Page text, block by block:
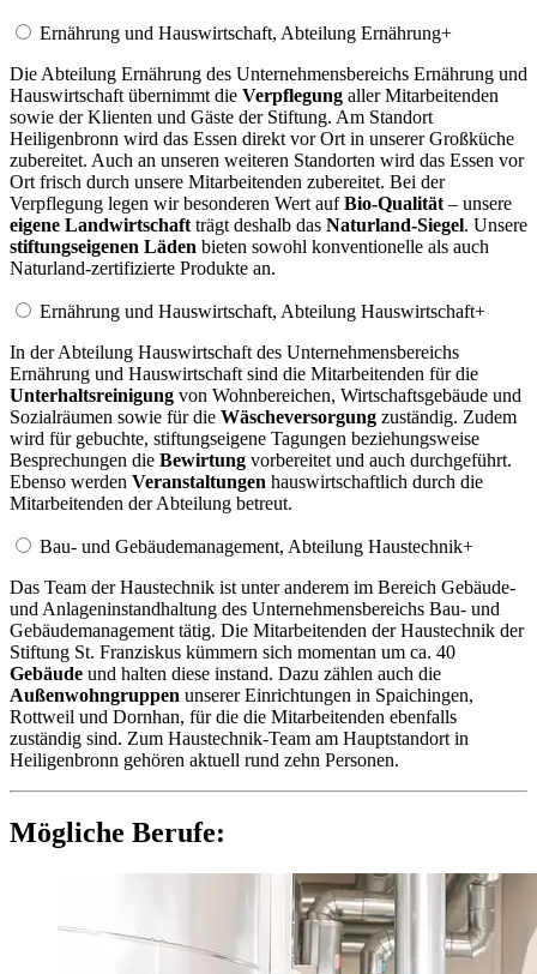
Ernährung und Hauswirtschaft, Abteilung Ernährung+
Die Abteilung Ernährung des Unternehmensbereichs Ernährung und
Hauswirtschaft übernimmt die Verpflegung aller Mitarbeitenden
sowie der Klienten und Gäste der Stiftung. Am Standort
Heiligenbronn wird das Essen direkt vor Ort in unserer Großküche
zubereitet. Auch an unseren weiteren Standorten wird das Essen vor
Ort frisch durch unsere Mitarbeitenden zubereitet. Bei der
Verpflegung legen wir besonderen Wert aufBio-Qualität – unsere
eigene Landwirtschaft trägt deshalb das Naturland-Siegel. Unsere
stiftungseigenen Läden bieten sowohl konventionelle als auch
Naturland-zertifizierte Produkte an.
Ernährung und Hauswirtschaft, Abteilung Hauswirtschaft+
In der Abteilung Hauswirtschaft des Unternehmensbereichs
Ernährung und Hauswirtschaft sind die Mitarbeitenden für die
Unterhaltsreinigung von Wohnbereichen, Wirtschaftsgebäude und
Sozialräumen sowie für die Wäscheversorgung zuständig. Zudem
wird für gebuchte, stiftungseigene Tagungen beziehungsweise
Besprechungen die Bewirtung vorbereitet und auch durchgeführt.
Ebenso werden Veranstaltungen hauswirtschaftlich durch die
Mitarbeitenden der Abteilung betreut.
Bau- und Gebäudemanagement, Abteilung Haustechnik+
Das Team der Haustechnik ist unter anderem im Bereich Gebäude-
und Anlageninstandhaltung des Unternehmensbereichs Bau- und
Gebäudemanagement tätig. Die Mitarbeitenden der Haustechnik der
Stiftung St. Franziskus kümmern sich momentan um ca. 40
Gebäude und halten diese instand. Dazu zählen auch die
Außenwohngruppen unserer Einrichtungen in Spaichingen,
Rottweil und Dornhan, für die die Mitarbeitenden ebenfalls
zuständig sind. Zum Haustechnik-Team am Hauptstandort in
Heiligenbronn gehören aktuell rund zehn Personen.
Mögliche Berufe: